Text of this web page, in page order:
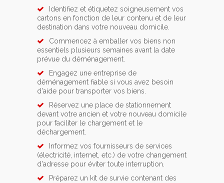
Identifiez et étiquetez soigneusement vos
cartons en fonction de leur contenu et de leur
destination dans votre nouveau domicile.
Commencez à emballer vos biens non
essentiels plusieurs semaines avant la date
prévue du déménagement.
Engagez une entreprise de
déménagement fiable si vous avez besoin
d'aide pour transporter vos biens.
Réservez une place de stationnement
devant votre ancien et votre nouveau domicile
pour faciliter le chargement et le
déchargement.
Informez vos fournisseurs de services
(électricité, internet, etc.) de votre changement
d'adresse pour éviter toute interruption.
Préparez un kit de survie contenant des